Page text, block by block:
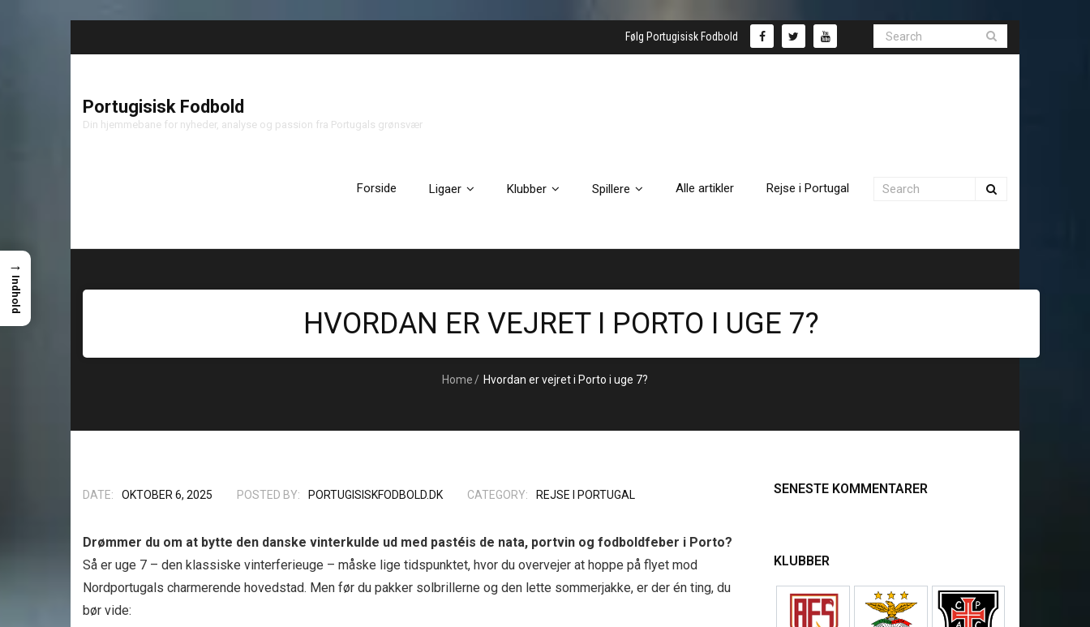
Følg Portugisisk Fodbold
Portugisisk Fodbold
Din hjemmebane for nyheder, analyse og passion fra Portugals grønsvær
Forside Ligaer Klubber Spillere Alle artikler Rejse i Portugal
HVORDAN ER VEJRET I PORTO I UGE 7?
Home / Hvordan er vejret i Porto i uge 7?
DATE: OKTOBER 6, 2025 POSTED BY: PORTUGISISKFODBOLD.DK CATEGORY: REJSE I PORTUGAL
Drømmer du om at bytte den danske vinterkulde ud med pastéis de nata, portvin og fodboldfeber i Porto?
Så er uge 7 – den klassiske vinterferieuge – måske lige tidspunktet, hvor du overvejer at hoppe på flyet mod
Nordportugals charmerende hovedstad. Men før du pakker solbrillerne og den lette sommerjakke, er der én ting, du
bør vide:
SENESTE KOMMENTARER
KLUBBER
→
Indhold